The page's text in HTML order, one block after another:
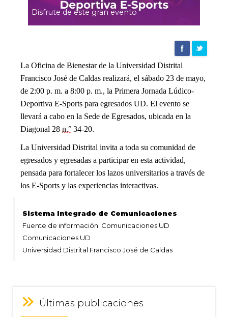
participar
en
la
Primera
Jornada
Lúdico-
Deportiva
E-
Sports
Disfrute de este gran evento
La Oficina de Bienestar de la Universidad Distrital
Francisco José de Caldas realizará, el sábado 23 de mayo,
de 2:00 p. m. a 8:00 p. m., la Primera Jornada Lúdico-
Deportiva E-Sports para egresados UD. El evento se
llevará a cabo en la Sede de Egresados, ubicada en la
Diagonal 28 n.° 34-20.
La Universidad Distrital invita a toda su comunidad de
egresados y egresadas a participar en esta actividad,
pensada para fortalecer los lazos universitarios a través de
los E-Sports y las experiencias interactivas.
Sistema Integrado de Comunicaciones
Fuente de información: Comunicaciones UD
Comunicaciones UD
Universidad Distrital Francisco José de Caldas
Últimas publicaciones